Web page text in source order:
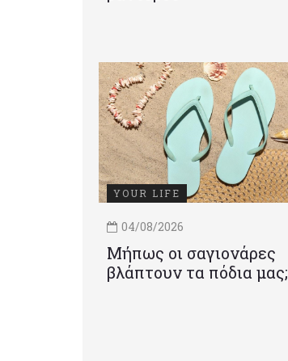
YOUR LIFE
04/08/2026
Μήπως οι σαγιονάρες
βλάπτουν τα πόδια μας;